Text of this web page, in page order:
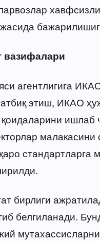
вазифалари
агентлигига
этиш, ИКАО
ишлаб
стандартларга
бирлиги
белгиланади.